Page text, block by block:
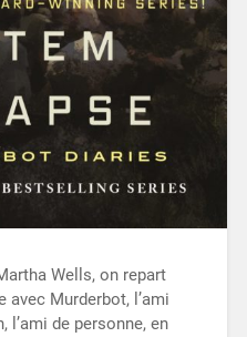
Wells, on repart
avec Murderbot, l’ami
l’ami de personne, en